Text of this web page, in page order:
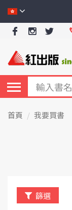
首頁 我要買書
篩選